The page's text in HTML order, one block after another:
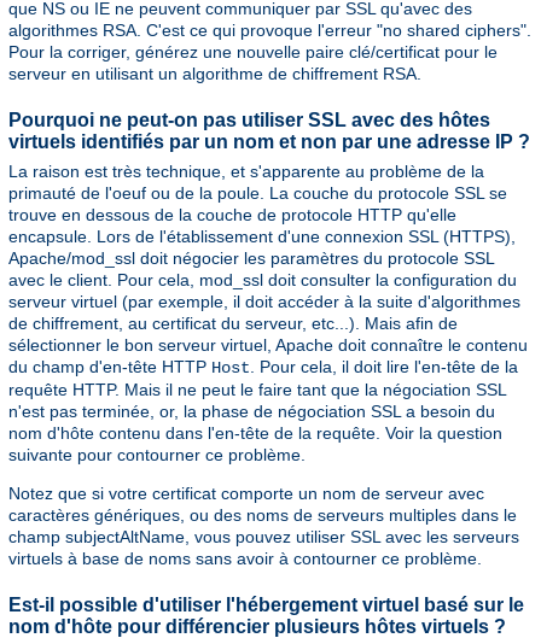
que NS ou IE ne peuvent communiquer par SSL qu'avec des
algorithmes RSA. C'est ce qui provoque l'erreur "no shared ciphers".
Pour la corriger, générez une nouvelle paire clé/certificat pour le
serveur en utilisant un algorithme de chiffrement RSA.
Pourquoi ne peut-on pas utiliser SSL avec des hôtes
virtuels identifiés par un nom et non par une adresse IP ?
La raison est très technique, et s'apparente au problème de la
primauté de l'oeuf ou de la poule. La couche du protocole SSL se
trouve en dessous de la couche de protocole HTTP qu'elle
encapsule. Lors de l'établissement d'une connexion SSL (HTTPS),
Apache/mod_ssl doit négocier les paramètres du protocole SSL
avec le client. Pour cela, mod_ssl doit consulter la configuration du
serveur virtuel (par exemple, il doit accéder à la suite d'algorithmes
de chiffrement, au certificat du serveur, etc...). Mais afin de
sélectionner le bon serveur virtuel, Apache doit connaître le contenu
du champ d'en-tête HTTP Host. Pour cela, il doit lire l'en-tête de la
requête HTTP. Mais il ne peut le faire tant que la négociation SSL
n'est pas terminée, or, la phase de négociation SSL a besoin du
nom d'hôte contenu dans l'en-tête de la requête. Voir la question
suivante pour contourner ce problème.
Notez que si votre certificat comporte un nom de serveur avec
caractères génériques, ou des noms de serveurs multiples dans le
champ subjectAltName, vous pouvez utiliser SSL avec les serveurs
virtuels à base de noms sans avoir à contourner ce problème.
Est-il possible d'utiliser l'hébergement virtuel basé sur le
nom d'hôte pour différencier plusieurs hôtes virtuels ?